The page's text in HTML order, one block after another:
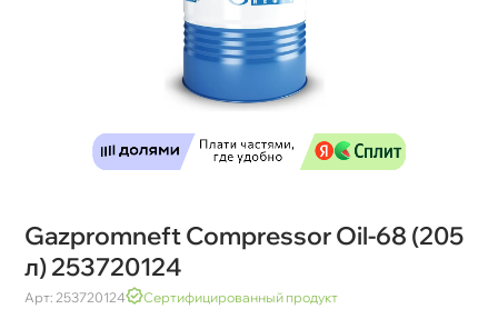
Gazpromneft Compressor Oil-68 (205
л) 253720124
Арт: 253720124 Сертифицированный продукт